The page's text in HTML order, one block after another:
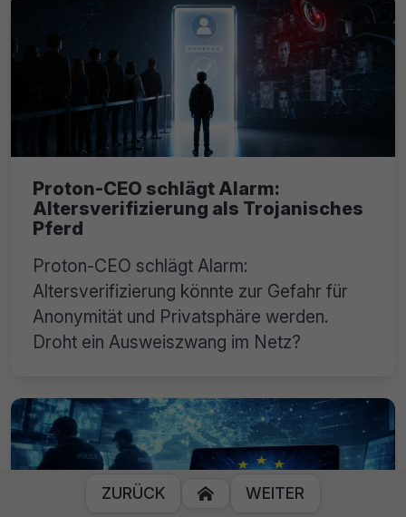
Proton-CEO schlägt Alarm:
Altersverifizierung als Trojanisches
Pferd
Proton-CEO schlägt Alarm:
Altersverifizierung könnte zur Gefahr für
Anonymität und Privatsphäre werden.
Droht ein Ausweiszwang im Netz?
ZURÜCK  WEITER